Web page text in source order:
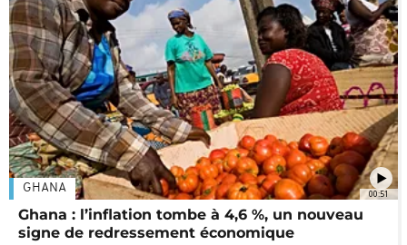
00:51
GHANA
Ghana : l’inflation tombe à 4,6 %, un nouveau
signe de redressement économique